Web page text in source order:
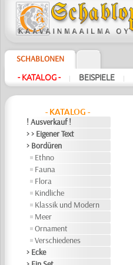
SCHABLONEN
- KATALOG - | BEISPIELE |
- KATALOG -
! Ausverkauf !
> > Eigener Text
> Bordüren
Ethno
Fauna
Flora
Kindliche
Klassik und Modern
Meer
Ornament
Verschiedenes
> Ecke